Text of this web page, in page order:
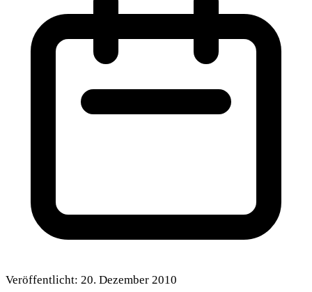
Veröffentlicht: 20. Dezember 2010